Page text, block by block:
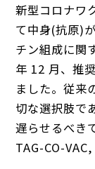
新型コロナワ
て中身(抗原)
チン組成に関
年 12 月、推
ました。従来
切な選択肢で
遅らせるべき
TAG-CO-VAC,